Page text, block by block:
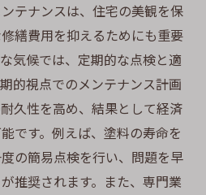
テナンスは、住宅の美観を保
繕費用を抑えるためにも重要
気候では、定期的な点検と適
的視点でのメンテナンス計画
久性を高め、結果として経済
です。例えば、塗料の寿命を
の簡易点検を行い、問題を早
推奨されます。また、専門業